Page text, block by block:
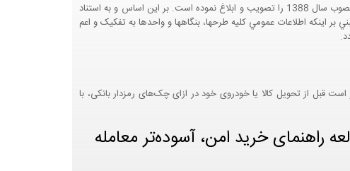
هيئت محترم دولت طي مصوبه شماره 99517/ت49016 ه مورخ 01/09/1393، آيين نامه اجرايي قانون انتشار و دسترسي آزاد به اطلاعات مصوب سال 1388 را تصويب و ابلاغ نموده است. بر اين اساس و به استناد
05/1394 معاونت محترم طرح و برنامه وزارت متبوع مبني بر اينکه اطلاعات عمومي کليه طرحها، بنگاهها و واحدها به تفکيک و اعم
قبل از تحویل کالا یا خودروی خود در ازای چک‌های رمزدار بانکی، با
راهنمای خرید امن، آسوده‌تر معامله